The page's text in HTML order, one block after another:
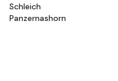
Schleich
Panzernashorn